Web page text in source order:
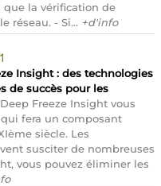
la vérification de
réseau. - Si... +d'info
Insight : des technologies
de succès pour les
Deep Freeze Insight vous
fera un composant
siècle. Les
susciter de nombreuses
vous pouvez éliminer les